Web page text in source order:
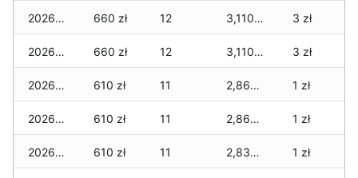
2026-06-16 660 zł 12 3,110 zł 3 zł
2026-06-15 660 zł 12 3,110 zł 3 zł
2026-06-14 610 zł 11 2,860 zł 1 zł
2026-06-13 610 zł 11 2,860 zł 1 zł
2026-06-12 610 zł 11 2,830 zł 1 zł